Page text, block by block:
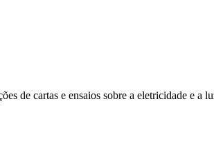
de cartas e ensaios sobre a eletricidade e a